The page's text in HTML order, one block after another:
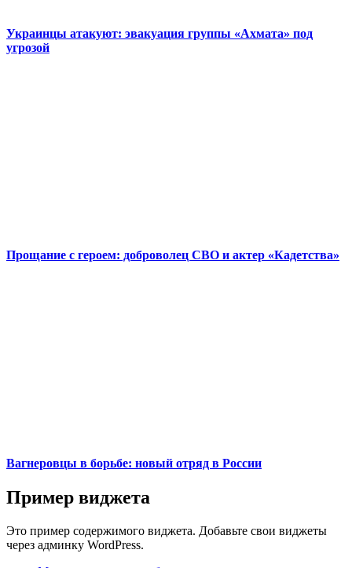
Украинцы атакуют: эвакуация группы «Ахмата» под
угрозой
Прощание с героем: доброволец СВО и актер «Кадетства»
Вагнеровцы в борьбе: новый отряд в России
Пример виджета
Это пример содержимого виджета. Добавьте свои виджеты
через админку WordPress.